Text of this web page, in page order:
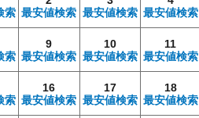
索 最安値検索 最安値検索 最安値検索
索
9
最安値検索
10
最安値検索
11
最安値検索
索
16
最安値検索
17
最安値検索
18
最安値検索